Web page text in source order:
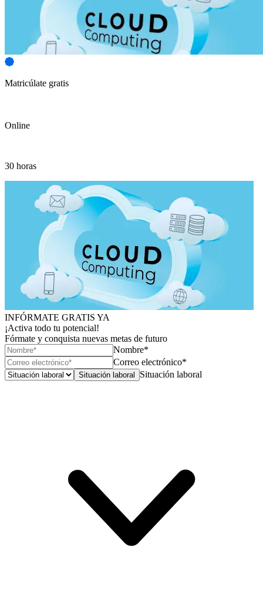
Matricúlate gratis
Online
30 horas
INFÓRMATE GRATIS YA
¡Activa todo tu potencial!
Fórmate y conquista nuevas metas de futuro
Nombre*
Correo electrónico*
Situación laboral Situación laboral